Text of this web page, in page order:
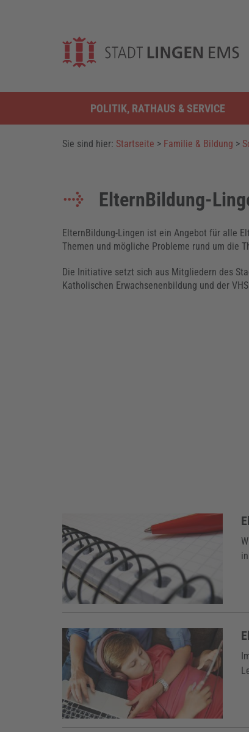
POLITIK, RATHAUS & SERVICE
Sie sind hier: Startseite > Familie & Bildung >
ElternBildung-
ElternBildung-Lingen ist ein Angebot für alle
Themen und mögliche Probleme rund um die
Die Initiative setzt sich aus Mitgliedern des
Katholischen Erwachsenenbildung und der